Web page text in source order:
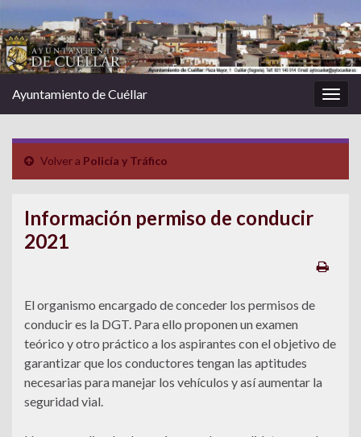
la
Ayuntamiento de Cuéllar
Volver a Policía y Tráfico
Información permiso de conducir
2021
El organismo encargado de conceder los permisos de
conducir es la DGT. Para ello proponen un examen
teórico y otro práctico a los aspirantes con el objetivo de
garantizar que los conductores tengan las aptitudes
necesarias para manejar los vehículos y así aumentar la
seguridad vial.